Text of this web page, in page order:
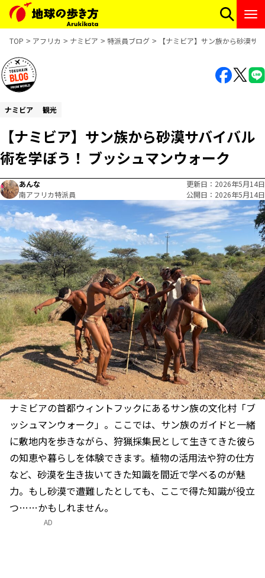
TOP アフリカ ナミビア 特派員ブログ 【ナミビア】サン族から砂漠サ
ナミビア 観光
【ナミビア】サン族から砂漠サバイバル
術を学ぼう！ ブッシュマンウォーク
あんな
南アフリカ特派員
更新日
2026年5月14日
公開日
2026年5月14日
ナミビアの首都ウィントフックにあるサン族の文化村「ブ
ッシュマンウォーク」。ここでは、サン族のガイドと一緒
に敷地内を歩きながら、狩猟採集民として生きてきた彼ら
の知恵や暮らしを体験できます。植物の活用法や狩の仕方
など、砂漠を生き抜いてきた知識を間近で学べるのが魅
力。もし砂漠で遭難したとしても、ここで得た知識が役立
つ……かもしれません。
AD